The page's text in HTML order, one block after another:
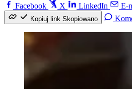
Facebook
X LinkedIn E-
Kopiuj link Skopiowano